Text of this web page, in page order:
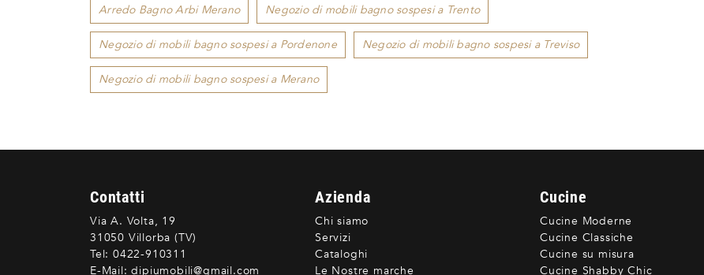
Arredo Bagno Arbi Merano Negozio di mobili bagno sospesi a Trento
Negozio di mobili bagno sospesi a Pordenone Negozio di mobili bagno sospesi a Treviso
Negozio di mobili bagno sospesi a Merano
Contatti
Via A. Volta, 19
31050 Villorba (TV)
Tel: 0422-910311
E-Mail: dipiumobili@gmail.com
Azienda
Chi siamo
Servizi
Cataloghi
Le Nostre marche
Cucine
Cucine Moderne
Cucine Classiche
Cucine su misura
Cucine Shabby Chic